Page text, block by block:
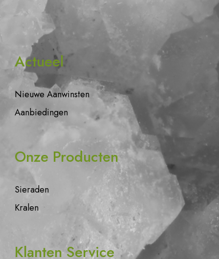
Actueel
Nieuwe Aanwinsten
Aanbiedingen
Onze Producten
Sieraden
Kralen
Klanten Service